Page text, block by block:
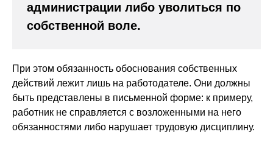
администрации либо уволиться по
собственной воле.
При этом обязанность обоснования собственных
действий лежит лишь на работодателе. Они должны
быть представлены в письменной форме: к примеру,
работник не справляется с возложенными на него
обязанностями либо нарушает трудовую дисциплину.